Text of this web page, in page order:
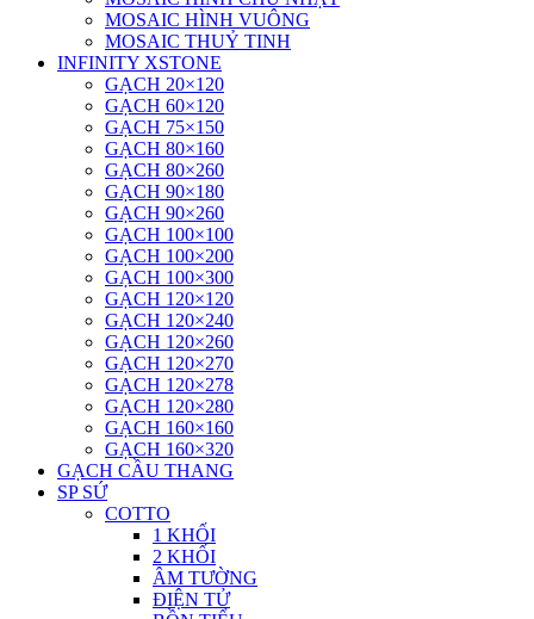
MOSAIC HÌNH VUÔNG
MOSAIC THUỶ TINH
INFINITY XSTONE
GẠCH 20×120
GẠCH 60×120
GẠCH 75×150
GẠCH 80×160
GẠCH 80×260
GẠCH 90×180
GẠCH 90×260
GẠCH 100×100
GẠCH 100×200
GẠCH 100×300
GẠCH 120×120
GẠCH 120×240
GẠCH 120×260
GẠCH 120×270
GẠCH 120×278
GẠCH 120×280
GẠCH 160×160
GẠCH 160×320
GẠCH CẦU THANG
SP SỨ
COTTO
1 KHỐI
2 KHỐI
ÂM TƯỜNG
ĐIỆN TỬ